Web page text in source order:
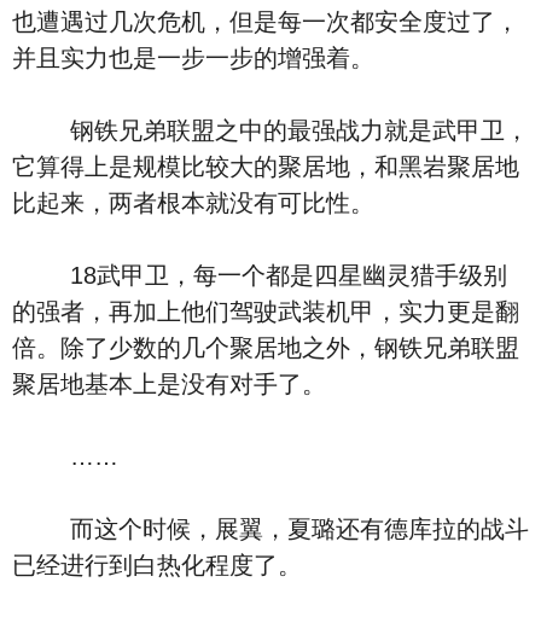
也遭遇过几次危机，但是每一次都安全度过了，
并且实力也是一步一步的增强着。
钢铁兄弟联盟之中的最强战力就是武甲卫，
它算得上是规模比较大的聚居地，和黑岩聚居地
比起来，两者根本就没有可比性。
18武甲卫，每一个都是四星幽灵猎手级别
的强者，再加上他们驾驶武装机甲，实力更是翻
倍。除了少数的几个聚居地之外，钢铁兄弟联盟
聚居地基本上是没有对手了。
……
而这个时候，展翼，夏璐还有德库拉的战斗
已经进行到白热化程度了。